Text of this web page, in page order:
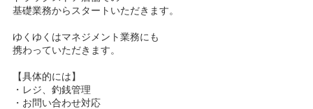
基礎業務からスタートいただきます。
ゆくゆくはマネジメント業務にも
携わっていただきます。
【具体的には】
・レジ、釣銭管理
・お問い合わせ対応